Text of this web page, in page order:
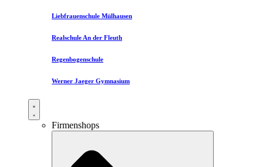
Liebfrauenschule Mülhausen​
Realschule An der Fleuth
Regenbogenschule
Werner Jaeger Gymnasium
Firmenshops